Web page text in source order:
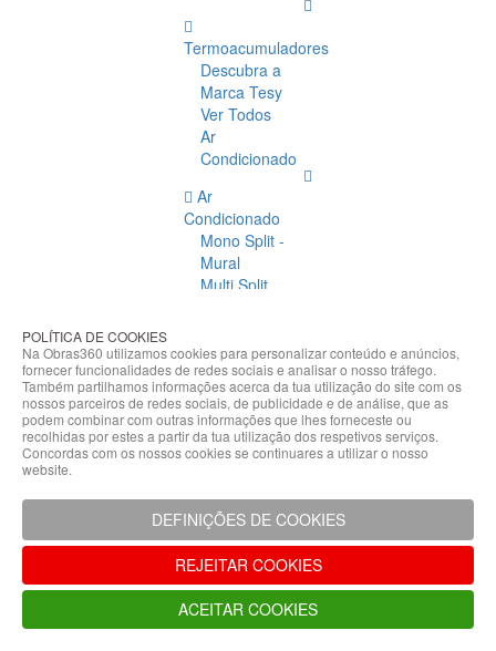
Termoacumuladores
Descubra a
Marca Tesy
Ver Todos
Ar
Condicionado
Ar
Condicionado
Mono Split -
Mural
Multi Split
Condicionado
Acessórios
Climatização
Acessórios
Climatização
Hidráulicas
Controladores
Fixações e
Acessórios
Isolamento
para
Tubagem
POLÍTICA DE COOKIES
Na Obras360 utilizamos cookies para personalizar conteúdo e anúncios,
fornecer funcionalidades de redes sociais e analisar o nosso tráfego.
Também partilhamos informações acerca da tua utilização do site com os
nossos parceiros de redes sociais, de publicidade e de análise, que as
podem combinar com outras informações que lhes forneceste ou
recolhidas por estes a partir da tua utilização dos respetivos serviços.
Concordas com os nossos cookies se continuares a utilizar o nosso
website.
DEFINIÇÕES DE COOKIES
REJEITAR COOKIES
ACEITAR COOKIES